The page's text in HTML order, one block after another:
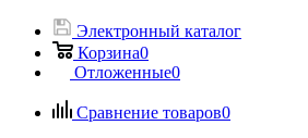
Электронный каталог
Корзина0
Отложенные0
Сравнение товаров0